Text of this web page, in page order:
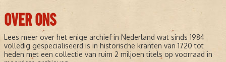
OVER ONS
Lees meer over het enige archief in Nederland wat sinds 1984
volledig gespecialiseerd is in historische kranten van 1720 tot
heden met een collectie van ruim 2 miljoen titels op voorraad in